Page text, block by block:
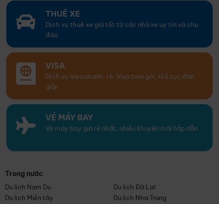
THUÊ XE
Dịch vụ thuê xe giá tốt từ các nhà xe uy tín và chu
đáo
VISA
Dịch vụ Visa nhanh, rẻ. Visa trọn gói, thủ tục đơn
giản
VÉ MÁY BAY
Vé máy bay giá rẻ nhất, nhiều khuyến mãi hấp dẫn
Trong nước
Du lịch Nam Du
Du lịch Đà Lạt
Du lịch Miền tây
Du lịch Nha Trang